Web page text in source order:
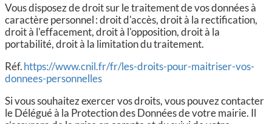
Vous disposez de droit sur le traitement de vos données à
caractère personnel : droit d'accès, droit à la rectification,
droit à l'effacement, droit à l'opposition, droit à la
portabilité, droit à la limitation du traitement.
Réf.https://www.cnil.fr/fr/les-droits-pour-maitriser-vos-
donnees-personnelles
Si vous souhaitez exercer vos droits, vous pouvez contacter
le Délégué à la Protection des Données de votre mairie. Il